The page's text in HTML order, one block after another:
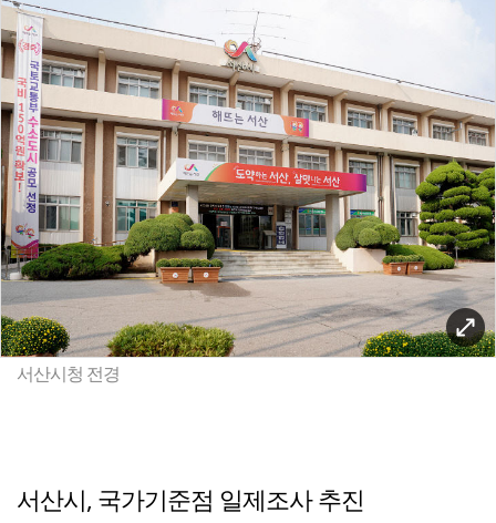
서산시청 전경
서산시, 국가기준점 일제조사 추진